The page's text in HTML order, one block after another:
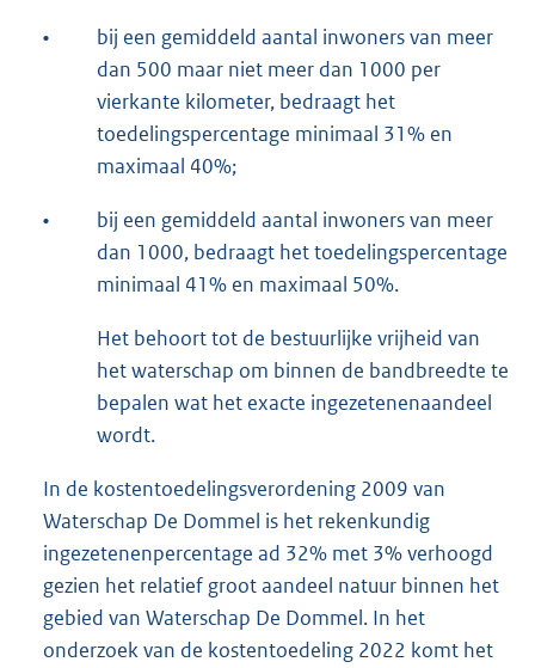
•
bij een gemiddeld aantal inwoners van meer
dan 500 maar niet meer dan 1000 per
vierkante kilometer, bedraagt het
toedelingspercentage minimaal 31% en
maximaal 40%;
•
bij een gemiddeld aantal inwoners van meer
dan 1000, bedraagt het toedelingspercentage
minimaal 41% en maximaal 50%.
Het behoort tot de bestuurlijke vrijheid van
het waterschap om binnen de bandbreedte te
bepalen wat het exacte ingezetenenaandeel
wordt.
In de kostentoedelingsverordening 2009 van
Waterschap De Dommel is het rekenkundig
ingezetenenpercentage ad 32% met 3% verhoogd
gezien het relatief groot aandeel natuur binnen het
gebied van Waterschap De Dommel. In het
onderzoek van de kostentoedeling 2022 komt het